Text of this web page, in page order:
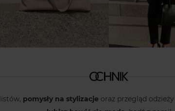
pomysły na stylizacje oraz przegląd